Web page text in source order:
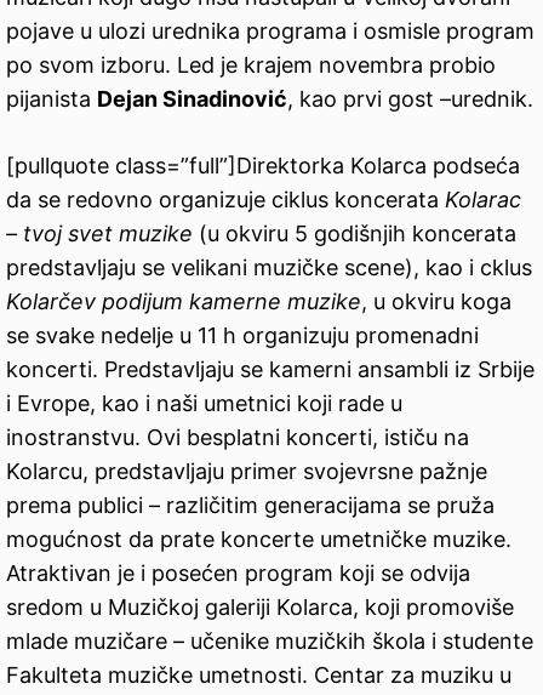
pojave u ulozi urednika programa i osmisle program
po svom izboru. Led je krajem novembra probio
pijanista Dejan Sinadinović, kao prvi gost –urednik.
[pullquote class=”full”]Direktorka Kolarca podseća
da se redovno organizuje ciklus koncerata Kolarac
– tvoj svet muzike (u okviru 5 godišnjih koncerata
predstavljaju se velikani muzičke scene), kao i cklus
Kolarčev podijum kamerne muzike, u okviru koga
se svake nedelje u 11 h organizuju promenadni
koncerti. Predstavljaju se kamerni ansambli iz Srbije
i Evrope, kao i naši umetnici koji rade u
inostranstvu. Ovi besplatni koncerti, ističu na
Kolarcu, predstavljaju primer svojevrsne pažnje
prema publici – različitim generacijama se pruža
mogućnost da prate koncerte umetničke muzike.
Atraktivan je i posećen program koji se odvija
sredom u Muzičkoj galeriji Kolarca, koji promoviše
mlade muzičare – učenike muzičkih škola i studente
Fakulteta muzičke umetnosti. Centar za muziku u